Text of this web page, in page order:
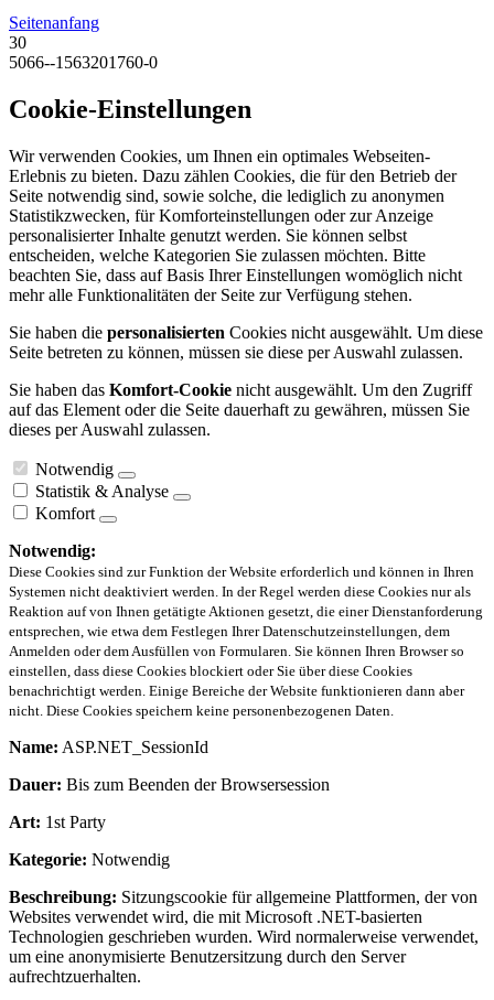
Seitenanfang
30
5066--1563201760-0
Cookie-Einstellungen
Wir verwenden Cookies, um Ihnen ein optimales Webseiten-
Erlebnis zu bieten. Dazu zählen Cookies, die für den Betrieb der
Seite notwendig sind, sowie solche, die lediglich zu anonymen
Statistikzwecken, für Komforteinstellungen oder zur Anzeige
personalisierter Inhalte genutzt werden. Sie können selbst
entscheiden, welche Kategorien Sie zulassen möchten. Bitte
beachten Sie, dass auf Basis Ihrer Einstellungen womöglich nicht
mehr alle Funktionalitäten der Seite zur Verfügung stehen.
Sie haben die personalisierten Cookies nicht ausgewählt. Um diese
Seite betreten zu können, müssen sie diese per Auswahl zulassen.
Sie haben das Komfort-Cookie nicht ausgewählt. Um den Zugriff
auf das Element oder die Seite dauerhaft zu gewähren, müssen Sie
dieses per Auswahl zulassen.
Notwendig
Statistik & Analyse
Komfort
Notwendig:
Diese Cookies sind zur Funktion der Website erforderlich und können in Ihren
Systemen nicht deaktiviert werden. In der Regel werden diese Cookies nur als
Reaktion auf von Ihnen getätigte Aktionen gesetzt, die einer Dienstanforderung
entsprechen, wie etwa dem Festlegen Ihrer Datenschutzeinstellungen, dem
Anmelden oder dem Ausfüllen von Formularen. Sie können Ihren Browser so
einstellen, dass diese Cookies blockiert oder Sie über diese Cookies
benachrichtigt werden. Einige Bereiche der Website funktionieren dann aber
nicht. Diese Cookies speichern keine personenbezogenen Daten.
Name: ASP.NET_SessionId
Dauer: Bis zum Beenden der Browsersession
Art: 1st Party
Kategorie: Notwendig
Beschreibung: Sitzungscookie für allgemeine Plattformen, der von
Websites verwendet wird, die mit Microsoft .NET-basierten
Technologien geschrieben wurden. Wird normalerweise verwendet,
um eine anonymisierte Benutzersitzung durch den Server
aufrechtzuerhalten.